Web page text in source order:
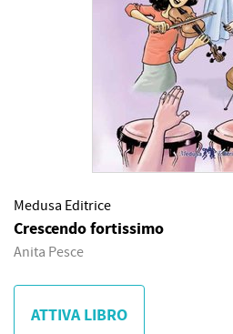
Medusa Editrice
Crescendo fortissimo
Anita Pesce
ATTIVA LIBRO